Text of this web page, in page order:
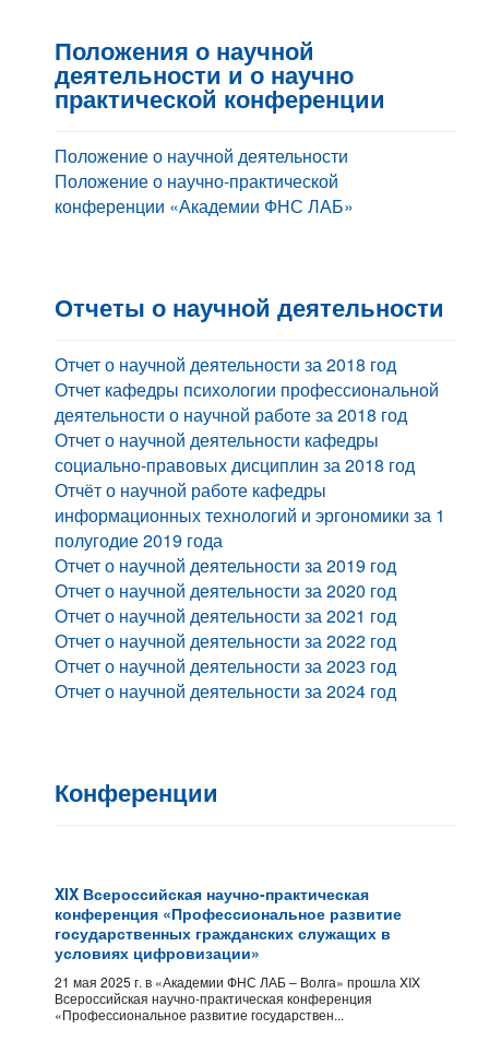
Контакты
Положения о научной
деятельности и о научно
практической конференции
Положение о научной деятельности
Положение о научно-практической
конференции «Академии ФНС ЛАБ»
Отчеты о научной деятельности
Отчет о научной деятельности за 2018 год
Отчет кафедры психологии профессиональной
деятельности о научной работе за 2018 год
Отчет о научной деятельности кафедры
социально-правовых дисциплин за 2018 год
Отчёт о научной работе кафедры
информационных технологий и эргономики за 1
полугодие 2019 года
Отчет о научной деятельности за 2019 год
Отчет о научной деятельности за 2020 год
Отчет о научной деятельности за 2021 год
Отчет о научной деятельности за 2022 год
Отчет о научной деятельности за 2023 год
Отчет о научной деятельности за 2024 год
Конференции
XIX Всероссийская научно-практическая
конференция «Профессиональное развитие
государственных гражданских служащих в
условиях цифровизации»
21 мая 2025 г. в «Академии ФНС ЛАБ – Волга» прошла XIX
Всероссийская научно-практическая конференция
«Профессиональное развитие государствен...